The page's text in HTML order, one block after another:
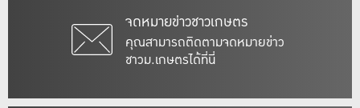
จดหมายข่าวชาวเกษตร
คุณสามารถติดตามจดหมายข่าว
ชาวม.เกษตรได้ที่นี่